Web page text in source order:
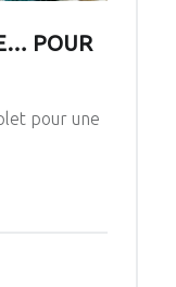
POUR
pour une